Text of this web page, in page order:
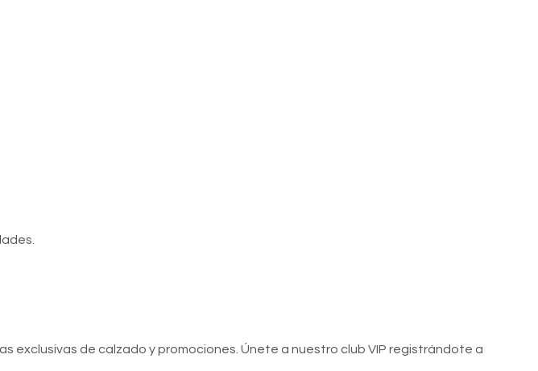
exclusivas de calzado y promociones. Únete a nuestro club VIP registrándote a